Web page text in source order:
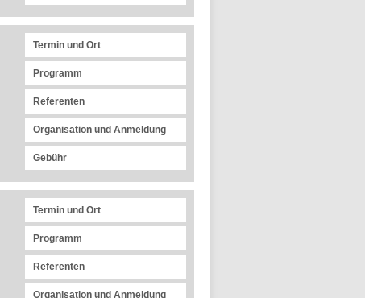
Termin und Ort
Programm
Referenten
Organisation und Anmeldung
Gebühr
Termin und Ort
Programm
Referenten
Organisation und Anmeldung